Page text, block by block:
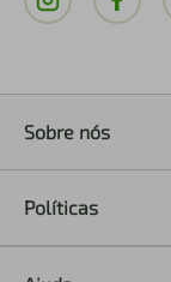
Sobre nós
Políticas